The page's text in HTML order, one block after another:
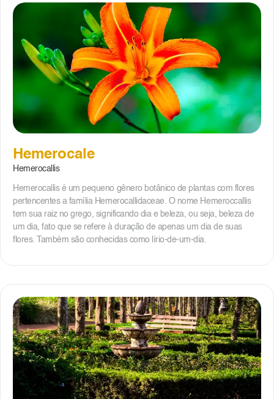
Hemerocale
Hemerocallis
Hemerocallis é um pequeno gênero botânico de plantas com flores
pertencentes a família Hemerocallidaceae. O nome Hemeroccallis
tem sua raiz no grego, significando dia e beleza, ou seja, beleza de
um dia, fato que se refere à duração de apenas um dia de suas
flores. Também são conhecidas como lírio-de-um-dia.